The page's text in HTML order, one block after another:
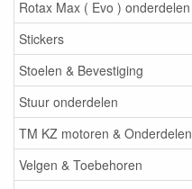
Rotax Max ( Evo ) onderdelen
Stickers
Stoelen & Bevestiging
Stuur onderdelen
TM KZ motoren & Onderdelen
Velgen & Toebehoren